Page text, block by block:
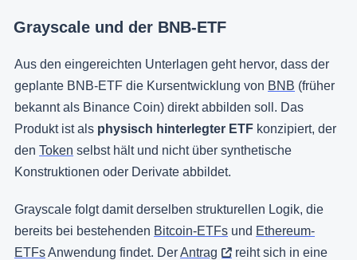
Grayscale und der BNB-ETF
Aus den eingereichten Unterlagen geht hervor, dass der
geplante BNB-ETF die Kursentwicklung von BNB (früher
bekannt als Binance Coin) direkt abbilden soll. Das
Produkt ist als physisch hinterlegter ETF konzipiert, der
den Token selbst hält und nicht über synthetische
Konstruktionen oder Derivate abbildet.
Grayscale folgt damit derselben strukturellen Logik, die
bereits bei bestehenden Bitcoin-ETFs und Ethereum-
ETFsAnwendung findet. DerAntrag
reiht sich in eine